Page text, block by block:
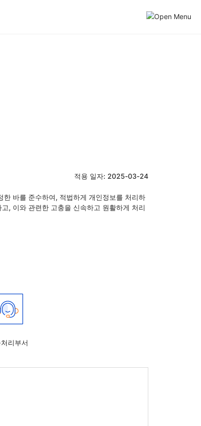
싹다잡아 SNS
적용 일자: 2025-03-24
바를 준수하여, 적법하게 개인정보를 처리하
, 이와 관련한 고충을 신속하고 원활하게 처리
리부서